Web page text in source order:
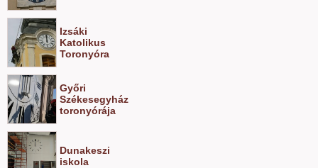
Izsáki
Katolikus
Toronyóra
Győri
Székesegyház
toronyórája
Dunakeszi
iskola